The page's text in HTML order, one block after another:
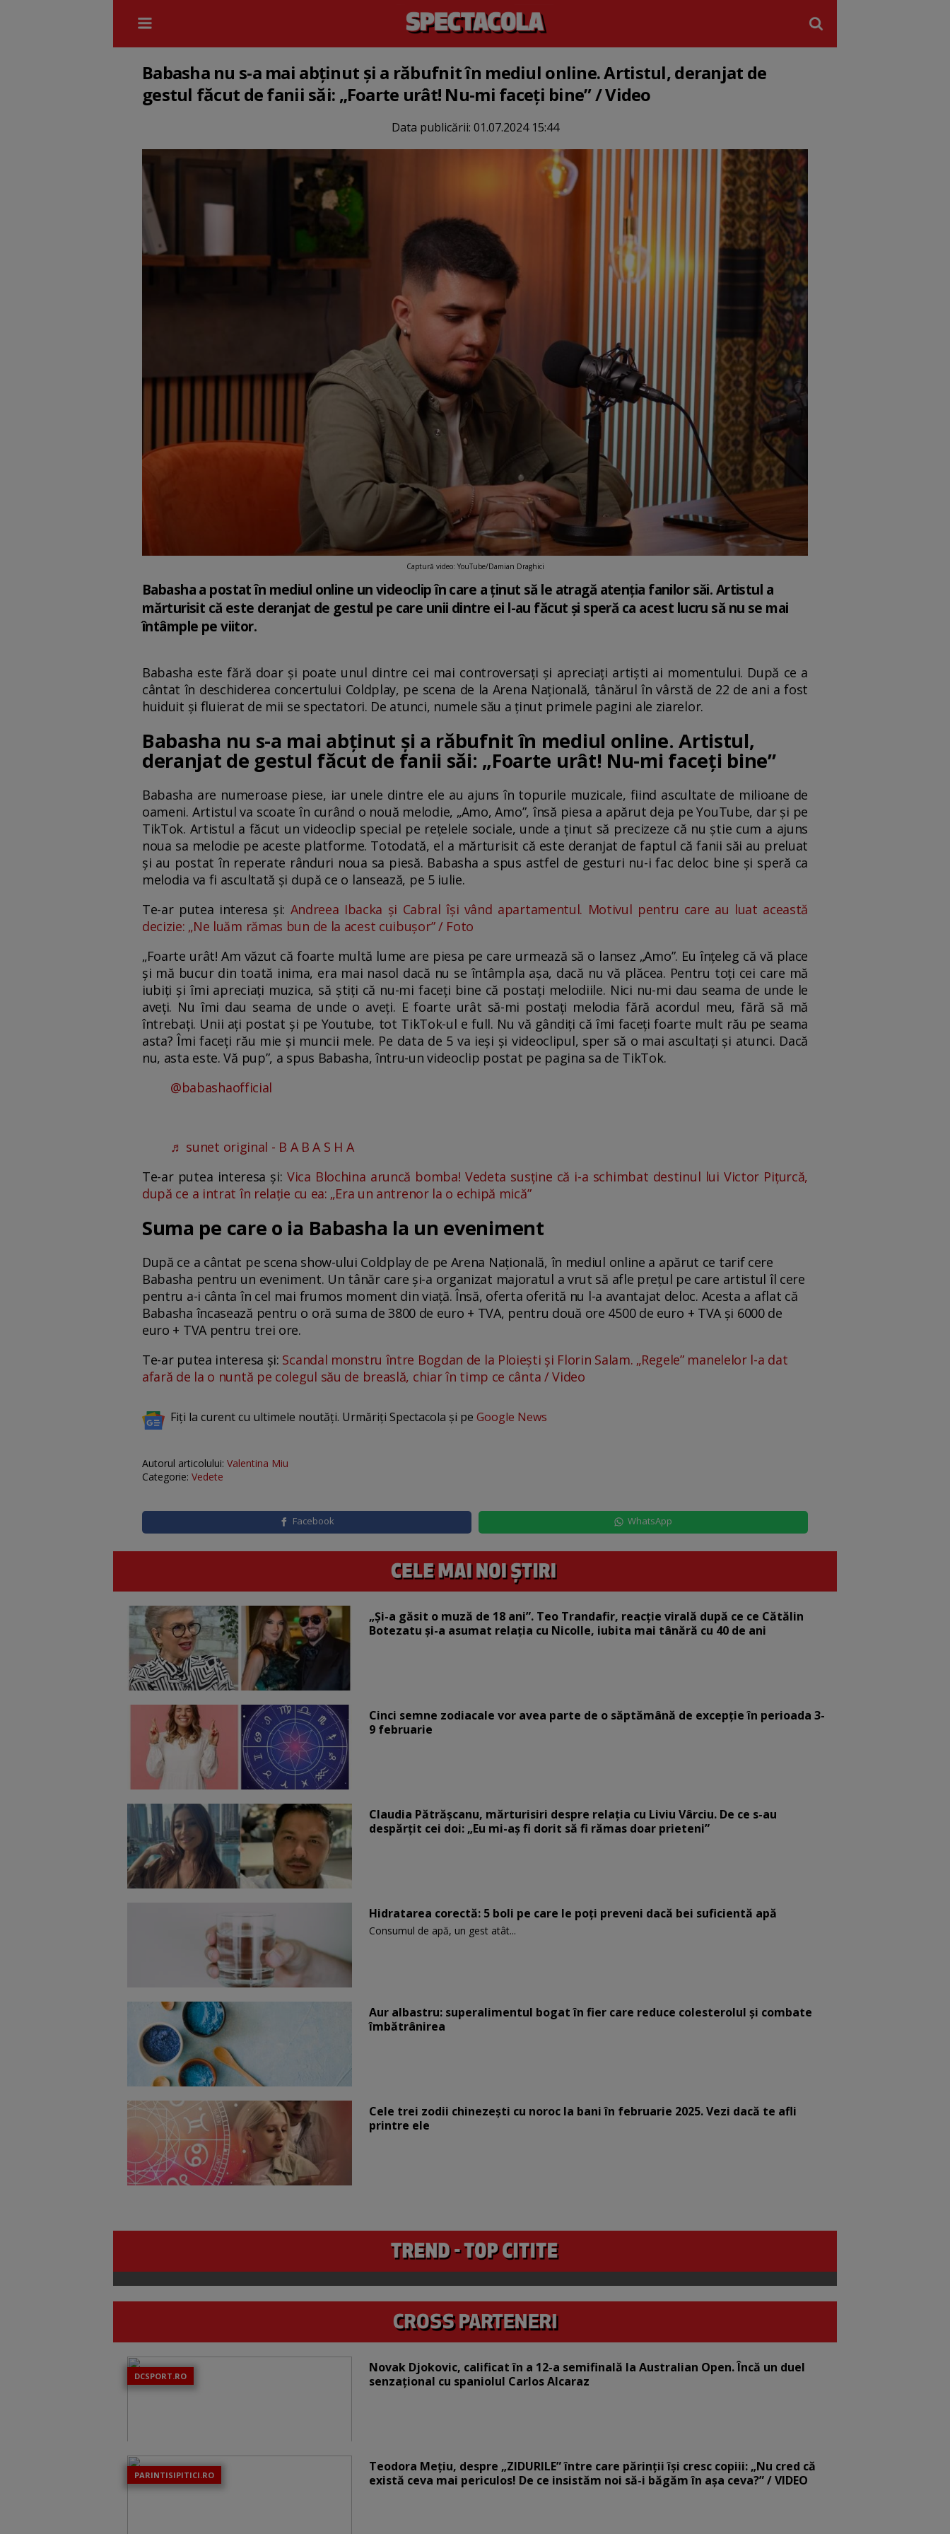
Babasha nu s-a mai abținut și a răbufnit în mediul online. Artistul, deranjat de
gestul făcut de fanii săi: „Foarte urât! Nu-mi faceți bine” / Video
Data publicării: 01.07.2024 15:44
Captură video: YouTube/Damian Draghici
Babasha a postat în mediul online un videoclip în care a ținut să le atragă atenția fanilor săi. Artistul a
mărturisit că este deranjat de gestul pe care unii dintre ei l-au făcut și speră ca acest lucru să nu se mai
întâmple pe viitor.
Babasha este fără doar și poate unul dintre cei mai controversați și apreciați artiști ai momentului. După ce a
cântat în deschiderea concertului Coldplay, pe scena de la Arena Națională, tânărul în vârstă de 22 de ani a fost
huiduit și fluierat de mii se spectatori. De atunci, numele său a ținut primele pagini ale ziarelor.
Babasha nu s-a mai abținut și a răbufnit în mediul online. Artistul,
deranjat de gestul făcut de fanii săi: „Foarte urât! Nu-mi faceți bine”
Babasha are numeroase piese, iar unele dintre ele au ajuns în topurile muzicale, fiind ascultate de milioane de
oameni. Artistul va scoate în curând o nouă melodie, „Amo, Amo”, însă piesa a apărut deja pe YouTube, dar și pe
TikTok. Artistul a făcut un videoclip special pe rețelele sociale, unde a ținut să precizeze că nu știe cum a ajuns
noua sa melodie pe aceste platforme. Totodată, el a mărturisit că este deranjat de faptul că fanii săi au preluat
și au postat în reperate rânduri noua sa piesă. Babasha a spus astfel de gesturi nu-i fac deloc bine și speră ca
melodia va fi ascultată și după ce o lansează, pe 5 iulie.
Te-ar putea interesa și: Andreea Ibacka și Cabral își vând apartamentul. Motivul pentru care au luat această
decizie: „Ne luăm rămas bun de la acest cuibușor” / Foto
„Foarte urât! Am văzut că foarte multă lume are piesa pe care urmează să o lansez „Amo”. Eu înțeleg că vă place
și mă bucur din toată inima, era mai nasol dacă nu se întâmpla așa, dacă nu vă plăcea. Pentru toți cei care mă
iubiți și îmi apreciați muzica, să știți că nu-mi faceți bine că postați melodiile. Nici nu-mi dau seama de unde le
aveți. Nu îmi dau seama de unde o aveți. E foarte urât să-mi postați melodia fără acordul meu, fără să mă
întrebați. Unii ați postat și pe Youtube, tot TikTok-ul e full. Nu vă gândiți că îmi faceți foarte mult rău pe seama
asta? Îmi faceți rău mie și muncii mele. Pe data de 5 va ieși și videoclipul, sper să o mai ascultați și atunci. Dacă
nu, asta este. Vă pup”, a spus Babasha, întru-un videoclip postat pe pagina sa de TikTok.
@babashaofficial
♬ sunet original - B A B A S H A
Te-ar putea interesa și: Vica Blochina aruncă bomba! Vedeta susține că i-a schimbat destinul lui Victor Pițurcă,
după ce a intrat în relație cu ea: „Era un antrenor la o echipă mică”
Suma pe care o ia Babasha la un eveniment
După ce a cântat pe scena show-ului Coldplay de pe Arena Națională, în mediul online a apărut ce tarif cere
Babasha pentru un eveniment. Un tânăr care și-a organizat majoratul a vrut să afle prețul pe care artistul îl cere
pentru a-i cânta în cel mai frumos moment din viață. Însă, oferta oferită nu l-a avantajat deloc. Acesta a aflat că
Babasha încasează pentru o oră suma de 3800 de euro + TVA, pentru două ore 4500 de euro + TVA și 6000 de
euro + TVA pentru trei ore.
Te-ar putea interesa și: Scandal monstru între Bogdan de la Ploiești și Florin Salam. „Regele” manelelor l-a dat
afară de la o nuntă pe colegul său de breaslă, chiar în timp ce cânta / Video
Fiți la curent cu ultimele noutăți. Urmăriți Spectacola și pe Google News
Autorul articolului: Valentina Miu
Categorie: Vedete
Facebook WhatsApp
„Și-a găsit o muză de 18 ani”. Teo Trandafir, reacție virală după ce ce Cătălin
Botezatu și-a asumat relația cu Nicolle, iubita mai tânără cu 40 de ani
Cinci semne zodiacale vor avea parte de o săptămână de excepție în perioada 3-
9 februarie
Claudia Pătrășcanu, mărturisiri despre relația cu Liviu Vârciu. De ce s-au
despărțit cei doi: „Eu mi-aș fi dorit să fi rămas doar prieteni”
Hidratarea corectă: 5 boli pe care le poți preveni dacă bei suficientă apă
Consumul de apă, un gest atât...
Aur albastru: superalimentul bogat în fier care reduce colesterolul și combate
îmbătrânirea
Cele trei zodii chinezești cu noroc la bani în februarie 2025. Vezi dacă te afli
printre ele
DCSPORT.RO
Novak Djokovic, calificat în a 12-a semifinală la Australian Open. Încă un duel
senzațional cu spaniolul Carlos Alcaraz
PARINTISIPITICI.RO
Teodora Mețiu, despre „ZIDURILE” între care părinții își cresc copiii: „Nu cred că
există ceva mai periculos! De ce insistăm noi să-i băgăm în așa ceva?” / VIDEO